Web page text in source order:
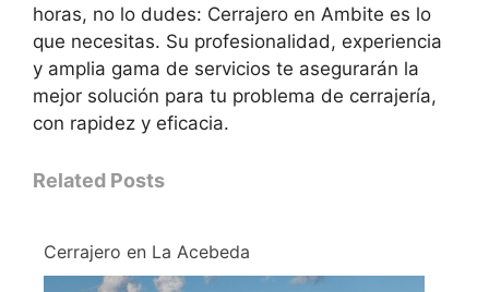
horas, no lo dudes: Cerrajero en Ambite es lo
que necesitas. Su profesionalidad, experiencia
y amplia gama de servicios te asegurarán la
mejor solución para tu problema de cerrajería,
con rapidez y eficacia.
Related Posts
Cerrajero en La Acebeda